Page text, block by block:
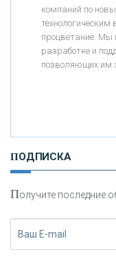
«БАНК
компаний по
технологическим
процветание.
разработке и
позволяющих им
ПОДПИСКА
Получите последние